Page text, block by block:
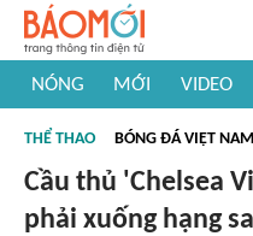
NÓNG MỚI VIDEO
#Khám phá thế giới
THỂ THAO BÓNG ĐÁ VIỆT NAM
Cầu thủ 'Chelsea
phải xuống hạng